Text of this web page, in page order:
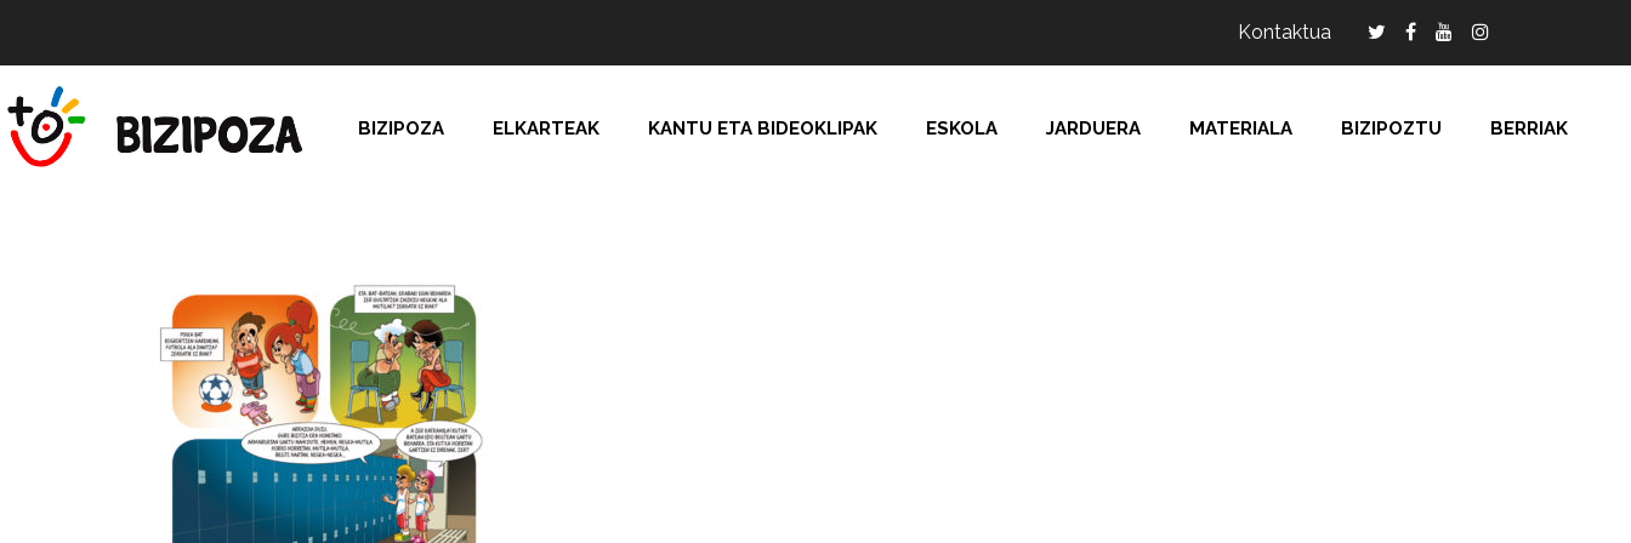
Kontaktua
BIZIPOZA ELKARTEAK KANTU ETA BIDEOKLIPAK ESKOLA JARDUERA MATERIALA BIZIPOZTU BERRIAK